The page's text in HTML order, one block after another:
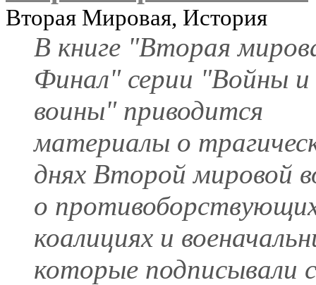
Вторая Мировая, История
В книге "Вторая
Финал" серии "Войны и
воины" приводится
материалы о
днях Второй мировой
о
коалициях и
которые подписывали